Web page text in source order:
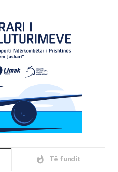
whatshot Të fundit